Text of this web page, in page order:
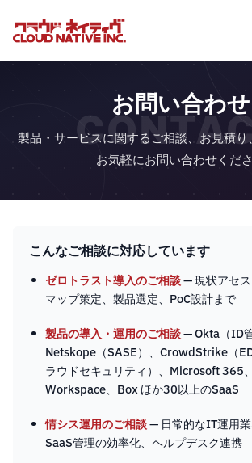
お問い合わせ
製品・サービスに関するご相談、お見積り
お気軽にお問い合わせくだ
こんなご相談に対応しています
ゼロトラスト導入のご相談— 現状アセ
マップ策定、製品選定、PoC設計まで
製品の導入・運用のご相談— Okta（ID管
Netskope（SASE）、CrowdStrike（
ラウドセキュリティ）、Microsoft 365
Workspace、Box ほか30以上のSaaS
情シス運用のご相談— 日常的なIT運用業
SaaS管理の効率化、ヘルプデスク連携